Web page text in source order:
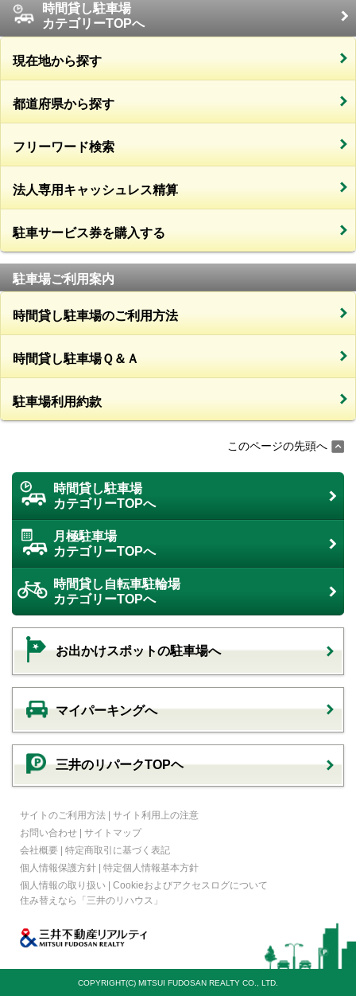
時間貸し駐車場
カテゴリーTOPへ
現在地から探す
都道府県から探す
フリーワード検索
法人専用キャッシュレス精算
駐車サービス券を購入する
駐車場ご利用案内
時間貸し駐車場のご利用方法
時間貸し駐車場Ｑ＆Ａ
駐車場利用約款
このページの先頭へ
時間貸し駐車場
カテゴリーTOPへ
月極駐車場
カテゴリーTOPへ
時間貸し自転車駐輪場
カテゴリーTOPへ
お出かけスポットの駐車場へ
マイパーキングへ
三井のリパークTOPヘ
サイトのご利用方法 | サイト利用上の注意
お問い合わせ | サイトマップ
会社概要 | 特定商取引に基づく表記
個人情報保護方針 | 特定個人情報基本方針
個人情報の取り扱い | Cookieおよびアクセスログについて
住み替えなら
「三井のリハウス」
COPYRIGHT(C) MITSUI FUDOSAN REALTY CO., LTD.